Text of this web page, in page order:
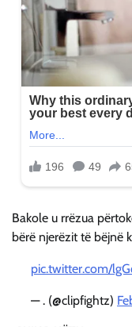
Bakole u rrëzua
bërë njerëzit të bëjnë
pic.twitter.com/
— . (@clipfightz)